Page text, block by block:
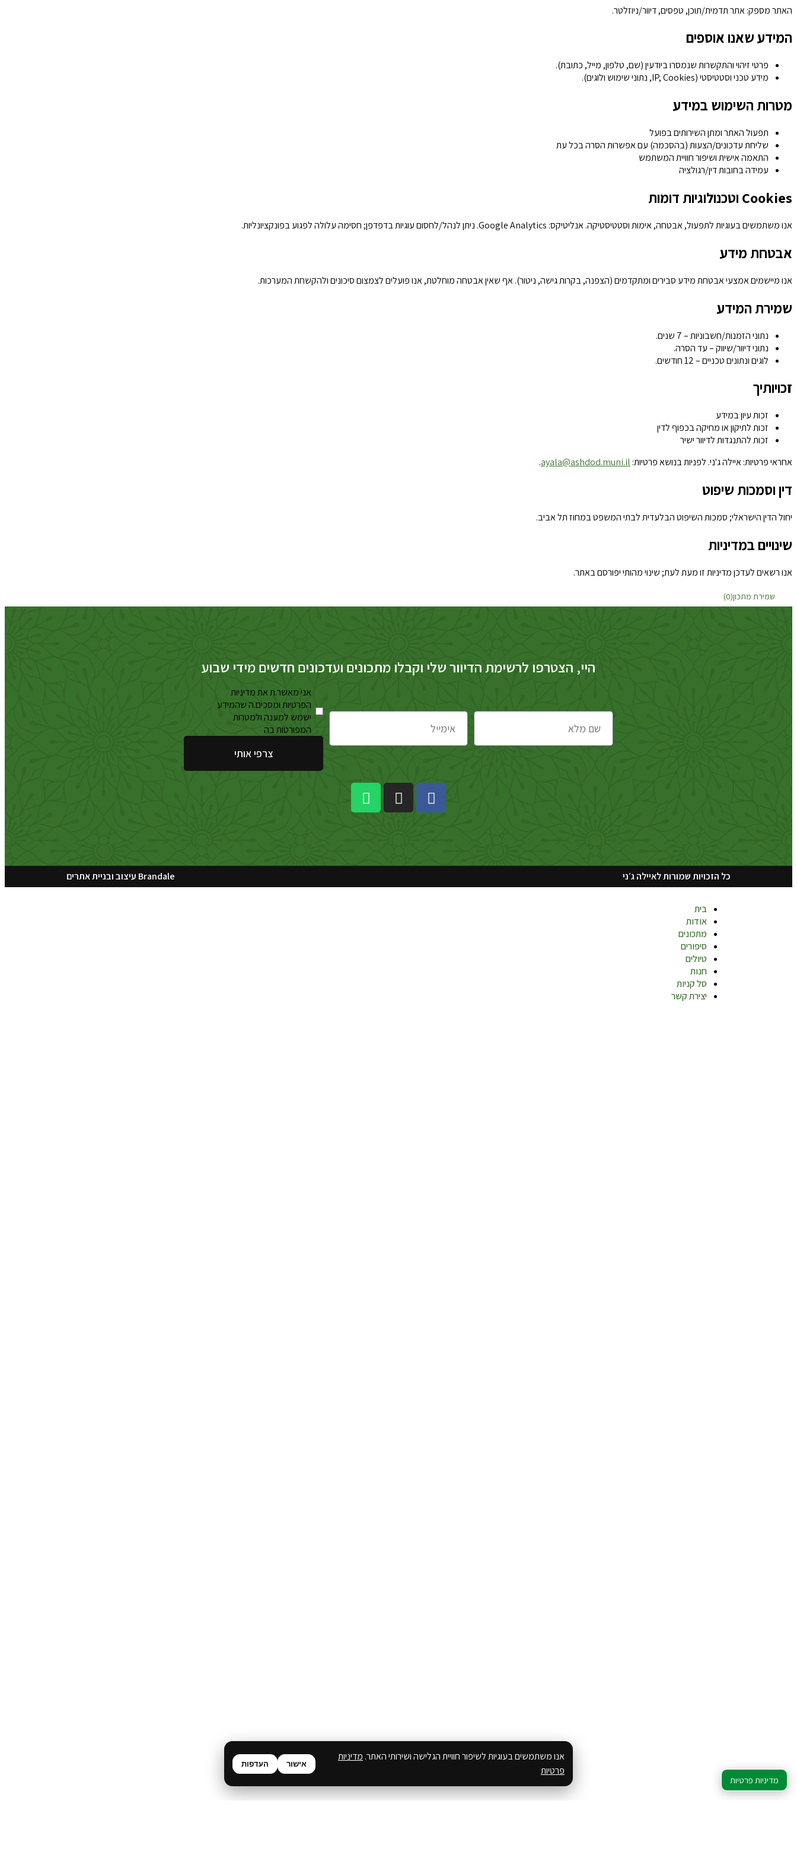
האתר מספק: אתר תדמית/תוכן, טפסים, דיוור/ניוזלטר.
המידע שאנו אוספים
פרטי זיהוי והתקשרות שנמסרו ביודעין (שם, טלפון, מייל, כתובת).
מידע טכני וסטטיסטי (IP, Cookies, נתוני שימוש ולוגים).
מטרות השימוש במידע
תפעול האתר ומתן השירותים בפועל
שליחת עדכונים/הצעות (בהסכמה) עם אפשרות הסרה בכל עת
התאמה אישית ושיפור חוויית המשתמש
עמידה בחובות דין/רגולציה
Cookies וטכנולוגיות דומות
אנו משתמשים בעוגיות לתפעול, אבטחה, אימות וסטטיסטיקה. אנליטיקס: Google Analytics. ניתן לנהל/לחסום עוגיות בדפדפן; חסימה עלולה לפגוע בפונקציונליות.
אבטחת מידע
אנו מיישמים אמצעי אבטחת מידע סבירים ומתקדמים (הצפנה, בקרות גישה, ניטור). אף שאין אבטחה מוחלטת, אנו פועלים לצמצום סיכונים ולהקשחת המערכות.
שמירת המידע
נתוני הזמנות/חשבוניות – 7 שנים.
נתוני דיוור/שיווק – עד הסרה.
לוגים ונתונים טכניים – 12 חודשים.
זכויותיך
זכות עיון במידע
זכות לתיקון או מחיקה בכפוף לדין
זכות להתנגדות לדיוור ישיר
אחראי פרטיות: איילה ג'ני. לפניות בנושא פרטיות: ayala@ashdod.muni.il
.
דין וסמכות שיפוט
יחול הדין הישראלי; סמכות השיפוט הבלעדית לבתי המשפט במחוז תל אביב.
שינויים במדיניות
אנו רשאים לעדכן מדיניות זו מעת לעת; שינוי מהותי יפורסם באתר.
שמירת מתכון(0
)
היי, הצטרפו לרשימת הדיוור שלי וקבלו מתכונים ועדכונים חדשים מידי שבוע
אני מאשר.ת את מדיניות
הפרטיות ומסכים.ה שהמידע
ישמש למענה ולמטרות
המפורטות בה
צרפי אותי
כל הזכויות שמורות לאיילה ג׳ני Brandale עיצוב ובניית אתרים
אנו משתמשים בעוגיות לשיפור חוויית הגלישה ושירותי האתר. מדיניות
פרטיות
אישור העדפות
מדיניות פרטיות
בית
אודות
מתכונים
סיפורים
טיולים
חנות
סל קניות
יצירת קשר